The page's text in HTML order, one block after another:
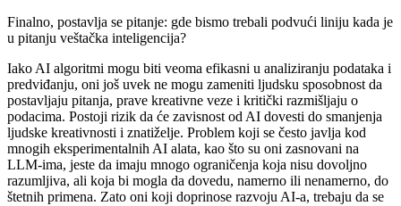
Finalno, postavlja se pitanje: gde bismo trebali podvući liniju kada je
u pitanju veštačka inteligencija?
Iako AI algoritmi mogu biti veoma efikasni u analiziranju podataka i
predviđanju, oni još uvek ne mogu zameniti ljudsku sposobnost da
postavljaju pitanja, prave kreativne veze i kritički razmišljaju o
podacima. Postoji rizik da će zavisnost od AI dovesti do smanjenja
ljudske kreativnosti i znatiželje. Problem koji se često javlja kod
mnogih eksperimentalnih AI alata, kao što su oni zasnovani na
LLM-ima, jeste da imaju mnogo ograničenja koja nisu dovoljno
razumljiva, ali koja bi mogla da dovedu, namerno ili nenamerno, do
štetnih primena. Zato oni koji doprinose razvoju AI-a, trebaju da se